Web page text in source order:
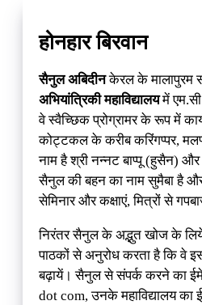
होनहार बिरवान
सैनुल अबिदीनकेरल के मालापुरम
अभियांत्रिकी महाविद्यालयमें
वे स्वैच्छिक प्रोग्रामर के रूप में
कोट्टकल के करीब करिंगप्पर,
नाम है श्री नन्नट बाप्पू (हुसैन)
सैनुल की बहन का नाम सुमैबा है और
सेमिनार और कक्षाएं, मित्रों से
निरंतर सैनुल के अद्भुत खोज के
पाठकों से अनुरोध करता है कि वे
बढ़ायें। सैनुल से संपर्क करने का
dot com, उनके महाविद्यालय का